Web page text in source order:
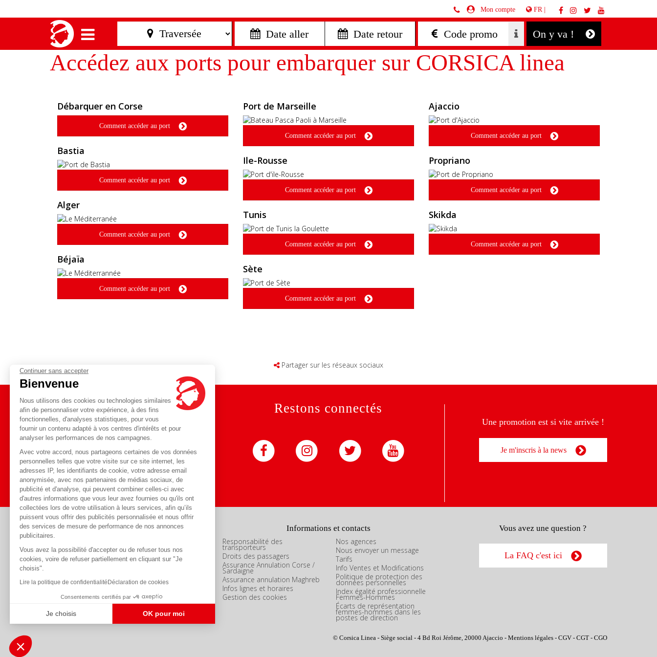
Continuer sans accepter
Bienvenue
Nous utilisons des cookies ou technologies similaires
afin de personnaliser votre expérience, à des fins
fonctionnelles, d'analyses statistiques, pour vous
fournir un contenu adapté à vos centres d'intérêts et pour
analyser les performances de nos campagnes.
Avec votre accord, nous partageons certaines de vos données
personnelles telles que votre visite sur ce site internet, les
adresses IP, les identifiants de cookie, votre adresse email
anonymisée, avec nos partenaires de médias sociaux, de
publicité et d'analyse, qui peuvent combiner celles-ci avec
d'autres informations que vous leur avez fournies ou qu'ils ont
collectées lors de votre utilisation à leurs services, afin qu’ils
puissent vous offrir des publicités personnalisée et nous offrir
des services de mesure de performance de nos annonces
publicitaires.
Vous avez la possibilité d'accepter ou de refuser tous nos
cookies, voire de refuser partiellement en cliquant sur "Je
choisis".
Lire la politique de confidentialité Déclaration de cookies
Consentements certifiés par
Je choisis OK pour moi
Notre plateforme vous permet d'adapter et de gérer vos paramètres de confidentialité, en garantissant la conformité avec les réglementations. Personnalisez vos préférences pour contrôler la manière dont
Mon compte FR |
 Date aller  Date retour
Accédez aux ports pour embarquer sur CORSICA linea
Débarquer en Corse
Comment accéder au port
Port de Marseille
Comment accéder au port
Ajaccio
Comment accéder au port
Bastia
Comment accéder au port
Ile-Rousse
Comment accéder au port
Propriano
Comment accéder au port
Alger
Comment accéder au port
Tunis
Comment accéder au port
Skikda
Comment accéder au port
Béjaïa
Comment accéder au port
Sète
Comment accéder au port
Partager sur les réseaux sociaux
Toute l'actualité
sur notreBlog
J'y vais
Restons connectés
Une promotion est si vite arrivée !
Je m'inscris à la news
Règlements acceptés
Informations et contacts
Responsabilité des
transporteurs
Droits des passagers
Assurance Annulation Corse /
Sardaigne
Assurance annulation Maghreb
Infos lignes et horaires
Gestion des cookies
Nos agences
Nous envoyer un message
Tarifs
Info Ventes et Modifications
Politique de protection des
données personnelles
Index égalité professionnelle
Femmes-Hommes
Écarts de représentation
femmes-hommes dans les
postes de direction
Vous avez une question ?
La FAQ c'est ici
© Corsica Linea - Siège social - 4 Bd Roi Jérôme, 20000 Ajaccio - Mentions légales - CGV - CGT - CGO